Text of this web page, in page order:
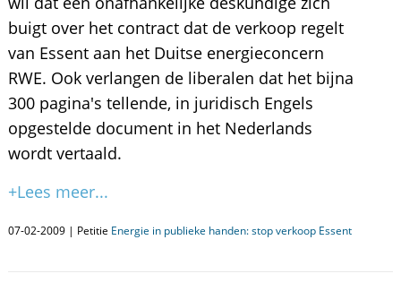
buigt over het contract dat de verkoop regelt
van Essent aan het Duitse energieconcern
RWE. Ook verlangen de liberalen dat het bijna
300 pagina's tellende, in juridisch Engels
opgestelde document in het Nederlands
wordt vertaald.
+Lees meer...
07-02-2009 | Petitie Energie in publieke handen: stop verkoop Essent